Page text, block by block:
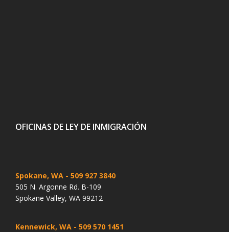
OFICINAS DE LEY DE INMIGRACIÓN
Spokane, WA - 509 927 3840
505 N. Argonne Rd. B-109
Spokane Valley, WA 99212
Kennewick, WA - 509 570 1451